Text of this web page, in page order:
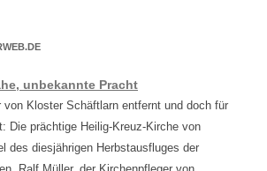
unbekannte Pracht
von Kloster Schäftlarn entfernt und doch für
Die prächtige Heilig-Kreuz-Kirche von
des diesjährigen Herbstausfluges der